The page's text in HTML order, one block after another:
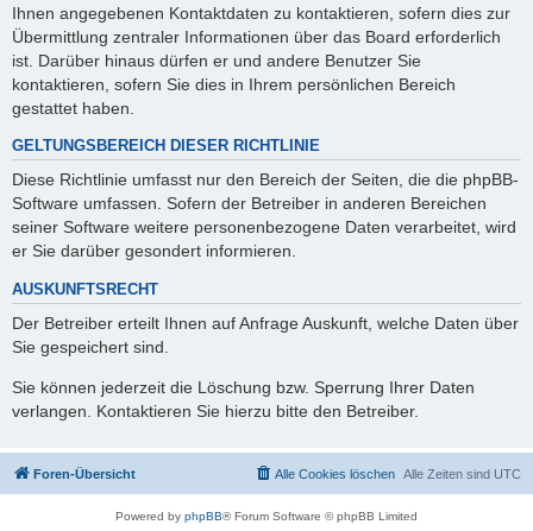
Ihnen angegebenen Kontaktdaten zu kontaktieren, sofern dies zur
Übermittlung zentraler Informationen über das Board erforderlich
ist. Darüber hinaus dürfen er und andere Benutzer Sie
kontaktieren, sofern Sie dies in Ihrem persönlichen Bereich
gestattet haben.
GELTUNGSBEREICH DIESER RICHTLINIE
Diese Richtlinie umfasst nur den Bereich der Seiten, die die phpBB-
Software umfassen. Sofern der Betreiber in anderen Bereichen
seiner Software weitere personenbezogene Daten verarbeitet, wird
er Sie darüber gesondert informieren.
AUSKUNFTSRECHT
Der Betreiber erteilt Ihnen auf Anfrage Auskunft, welche Daten über
Sie gespeichert sind.
Sie können jederzeit die Löschung bzw. Sperrung Ihrer Daten
verlangen. Kontaktieren Sie hierzu bitte den Betreiber.
Foren-Übersicht Alle Zeiten sind UTC
Alle Cookies löschen
Powered by phpBB® Forum Software © phpBB Limited